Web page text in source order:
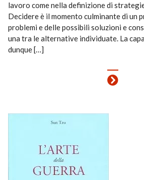
lavoro come nella definizione di
Decidere è il momento culminante di un
problemi e delle possibili soluzioni e
una tra le alternative individuate. La
dunque […]